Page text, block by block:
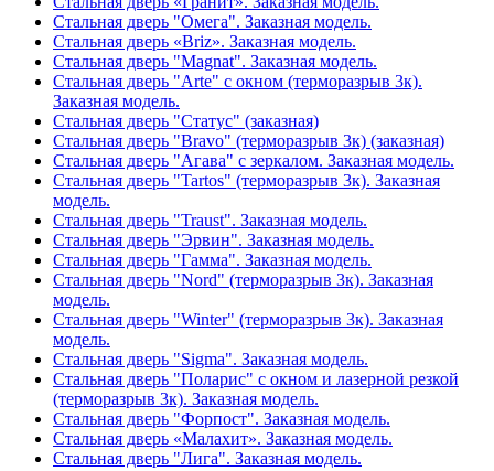
Стальная дверь "Омега". Заказная модель.
Стальная дверь «Briz». Заказная модель.
Стальная дверь "Magnat". Заказная модель.
Стальная дверь "Arte" с окном (терморазрыв 3к).
Заказная модель.
Стальная дверь "Статус" (заказная)
Стальная дверь "Bravo" (терморазрыв 3к) (заказная)
Стальная дверь "Агава" с зеркалом. Заказная модель.
Стальная дверь "Tartos" (терморазрыв 3к). Заказная
модель.
Стальная дверь "Traust". Заказная модель.
Стальная дверь "Эрвин". Заказная модель.
Стальная дверь "Гамма". Заказная модель.
Стальная дверь "Nord" (терморазрыв 3к). Заказная
модель.
Стальная дверь "Winter" (терморазрыв 3к). Заказная
модель.
Стальная дверь "Sigma". Заказная модель.
Стальная дверь "Поларис" с окном и лазерной резкой
(терморазрыв 3к). Заказная модель.
Стальная дверь "Форпост". Заказная модель.
Стальная дверь «Малахит». Заказная модель.
Стальная дверь "Лига". Заказная модель.